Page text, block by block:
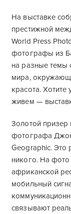
На выставке
престижной
World Press
фотографы из
на разные темы
мира,
красота.
живем —
Золотой призер
фотографа
Geographic. Это
никого. На
африканской
мобильный
связывают